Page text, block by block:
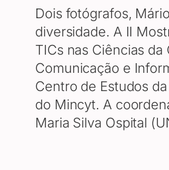
Dois fotógrafos,
diversidade. A II
TICs nas Ciências
Comunicação e
Centro de Estudos
do Mincyt. A
Maria Silva Ospital